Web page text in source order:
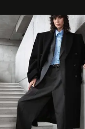
de la propuesta.